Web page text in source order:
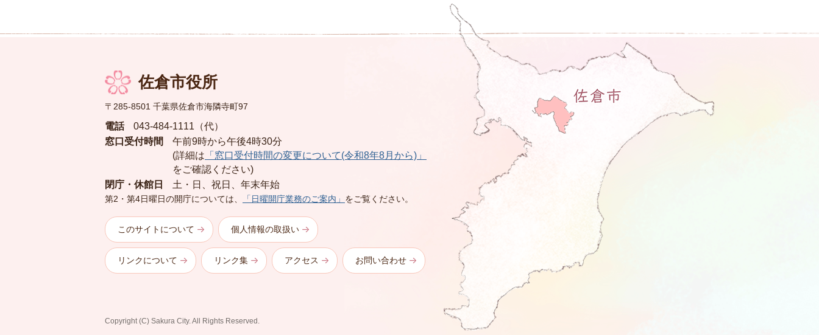
佐倉市役所
〒285-8501 千葉県佐倉市海隣寺町97
電話
043-484-1111（代）
窓口受付時間
午前9時から午後4時30分
(詳細は 「窓口受付時間の変更について(令和8年8月から)」
をご確認ください)
閉庁・休館日
土・日、祝日、年末年始
第2・第4日曜日の開庁については、 「日曜開庁業務のご案内」 をご覧ください。
このサイトについて 個人情報の取扱い
リンクについて リンク集 アクセス お問い合わせ
Copyright (C) Sakura City. All Rights Reserved.